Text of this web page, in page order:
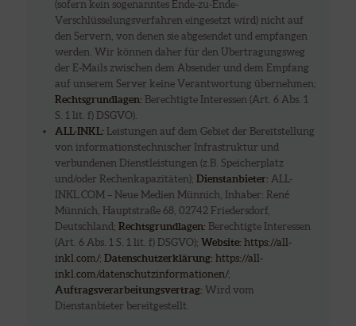
(sofern kein sogenanntes Ende-zu-Ende-
Verschlüsselungsverfahren eingesetzt wird) nicht auf
den Servern, von denen sie abgesendet und empfangen
werden. Wir können daher für den Übertragungsweg
der E-Mails zwischen dem Absender und dem Empfang
auf unserem Server keine Verantwortung übernehmen;
Rechtsgrundlagen: Berechtigte Interessen (Art. 6 Abs. 1
S. 1 lit. f) DSGVO).
ALL-INKL: Leistungen auf dem Gebiet der Bereitstellung
von informationstechnischer Infrastruktur und
verbundenen Dienstleistungen (z.B. Speicherplatz
und/oder Rechenkapazitäten); Dienstanbieter: ALL-
INKL.COM – Neue Medien Münnich, Inhaber: René
Münnich, Hauptstraße 68, 02742 Friedersdorf,
Deutschland; Rechtsgrundlagen: Berechtigte Interessen
(Art. 6 Abs. 1 S. 1 lit. f) DSGVO); Website: https://all-
inkl.com/; Datenschutzerklärung: https://all-
inkl.com/datenschutzinformationen/;
Auftragsverarbeitungsvertrag: Wird vom
Dienstanbieter bereitgestellt.